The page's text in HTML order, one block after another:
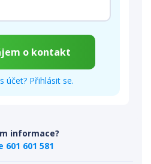
účet? Přihlásit se.
informace?
601 581